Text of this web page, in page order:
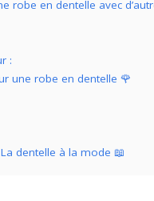
robe en dentelle avec
:
une robe en dentelle 🌹
dentelle à la mode 📖